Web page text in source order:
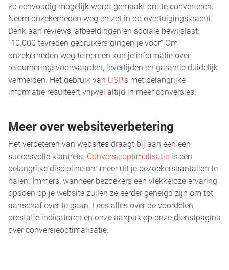
zo eenvoudig mogelijk wordt gemaakt om te converteren.
Neem onzekerheden weg en zet in op overtuigingskracht.
Denk aan reviews, afbeeldingen en sociale bewijslast:
“10.000 tevreden gebruikers gingen je voor” Om
onzekerheden weg te nemen kun je informatie over
retourneringsvoorwaarden, levertijden en garantie duidelijk
vermelden. Het gebruik van USP’s met belangrijke
informatie resulteert vrijwel altijd in meer conversies.
Meer over websiteverbetering
Het verbeteren van websites draagt bij aan een een
succesvolle klantreis. Conversieoptimalisatie is een
belangrijke discipline om meer uit je bezoekersaantallen te
halen. Immers: wanneer bezoekers een vlekkeloze ervaring
opdoen op je website zullen ze eerder geneigd zijn om tot
aanschaf over te gaan. Lees alles over de voordelen,
prestatie indicatoren en onze aanpak op onze dienstpagina
over conversieoptimalisatie.